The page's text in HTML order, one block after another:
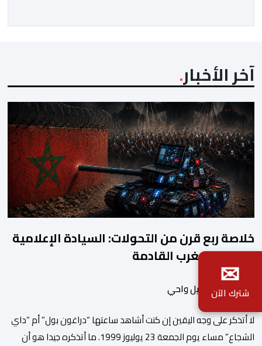
آخر الأخبار
خلاصة ربع قرن من التحولات: السيادة الإعلامية
معركة المغرب القادمة
بواسطة إسماعيل واحي
لا أتذكر على وجه اليقين إن كنت أشاهد ساعتها “دراغون بول” أم “داي
الشجاع” مساء يوم الجمعة 23 يوليوز 1999. ما أتذكره جيدا هو أن
✉
شترك الآن